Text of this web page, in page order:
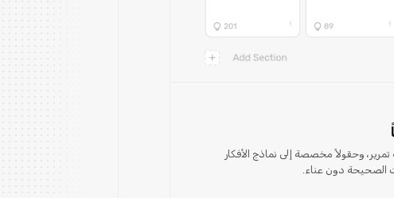
وحقولاً مخصصة إلى نماذج الأفكار
الصحيحة دون عناء.